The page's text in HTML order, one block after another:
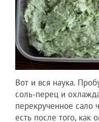
Вот и вся наука.
соль-перец и
перекрученное сало
есть после того, как